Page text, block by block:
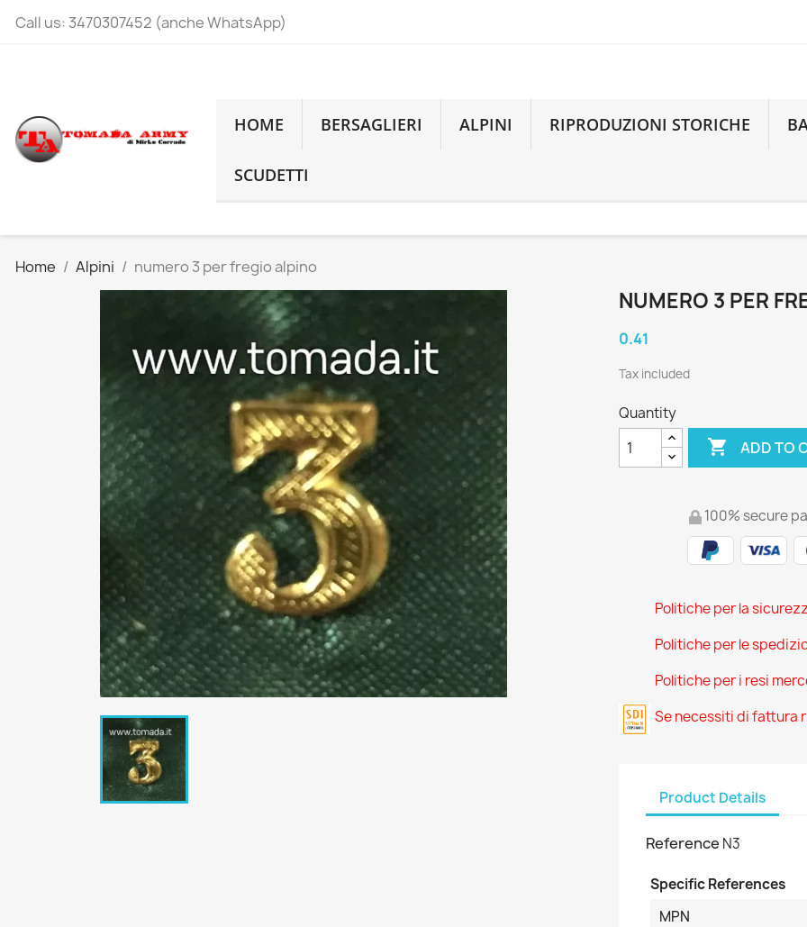
Call us: 3470307452 (anche WhatsApp)
HOME BERSAGLIERI ALPINI RIPRODUZIONI STORICHE
SCUDETTI
Home Alpini numero 3 per fregio alpino
NUMERO 3 PER
0.41
Tax included
Quantity
 ADD TO
100% secure
Politiche per la
Politiche per le
Politiche per i resi
Se necessiti di fattura
Product Details
Reference N3
Specific References
MPN